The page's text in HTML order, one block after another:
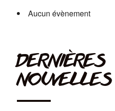
Aucun évènement
DERNIÈRES
NOUVELLES